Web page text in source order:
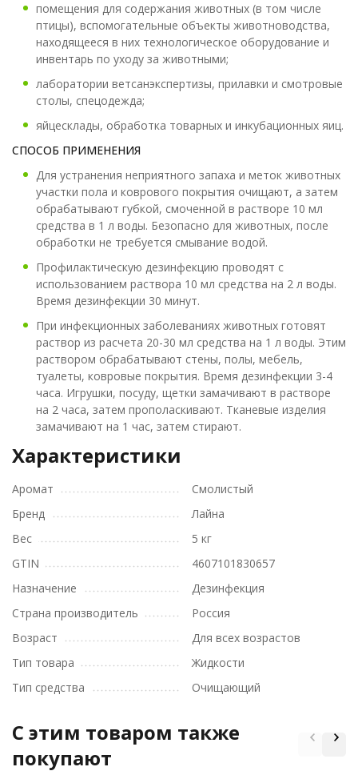
помещения для содержания животных (в том числе
птицы), вспомогательные объекты животноводства,
находящееся в них технологическое оборудование и
инвентарь по уходу за животными;
лаборатории ветсанэкспертизы, прилавки и смотровые
столы, спецодежда;
яйцесклады, обработка товарных и инкубационных яиц.
СПОСОБ ПРИМЕНЕНИЯ
Для устранения неприятного запаха и меток животных
участки пола и коврового покрытия очищают, а затем
обрабатывают губкой, смоченной в растворе 10 мл
средства в 1 л воды. Безопасно для животных, после
обработки не требуется смывание водой.
Профилактическую дезинфекцию проводят с
использованием раствора 10 мл средства на 2 л воды.
Время дезинфекции 30 минут.
При инфекционных заболеваниях животных готовят
раствор из расчета 20-30 мл средства на 1 л воды. Этим
раствором обрабатывают стены, полы, мебель,
туалеты, ковровые покрытия. Время дезинфекции 3-4
часа. Игрушки, посуду, щетки замачивают в растворе
на 2 часа, затем прополаскивают. Тканевые изделия
замачивают на 1 час, затем стирают.
Характеристики
Аромат
Смолистый
Бренд
Лайна
Вес
5 кг
GTIN
4607101830657
Назначение
Дезинфекция
Страна производитель
Россия
Возраст
Для всех возрастов
Тип товара
Жидкости
Тип средства
Очищающий
C этим товаром также
покупают